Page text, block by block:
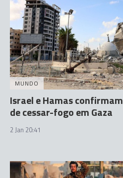
MUNDO
Israel e Hamas
de cessar-fogo em Gaza
2 Jan 20:41